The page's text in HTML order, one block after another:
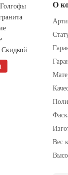
Скидкой
О
Вес